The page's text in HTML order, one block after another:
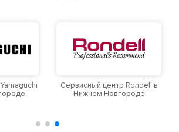
Сервисный центр Rondell в
Нижнем Новгороде